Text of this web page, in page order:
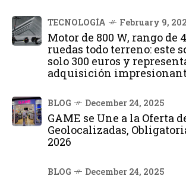
TECNOLOGÍA February 9,
Motor de 800 W, rango de
ruedas todo terreno: este
solo 300 euros y
adquisición
BLOG December 24, 2025
GAME se Une a la Oferta
Geolocalizadas,
2026
BLOG December 24, 2025